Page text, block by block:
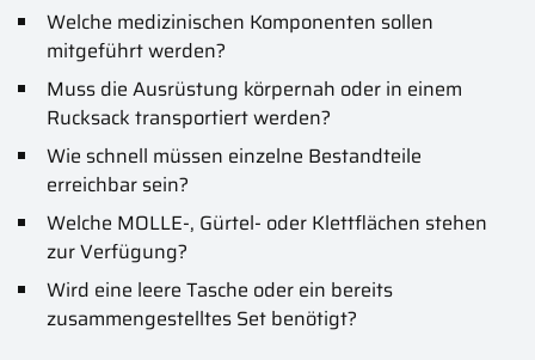
Welche medizinischen Komponenten sollen
mitgeführt werden?
Muss die Ausrüstung körpernah oder in einem
Rucksack transportiert werden?
Wie schnell müssen einzelne Bestandteile
erreichbar sein?
Welche MOLLE-, Gürtel- oder Klettflächen stehen
zur Verfügung?
Wird eine leere Tasche oder ein bereits
zusammengestelltes Set benötigt?